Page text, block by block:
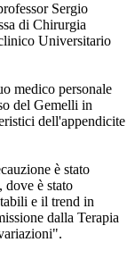
Sergio
di Chirurgia
Universitario
medico personale
del Gemelli in
dell'appendicite
è stato
dove è stato
e il trend in
dalla Terapia